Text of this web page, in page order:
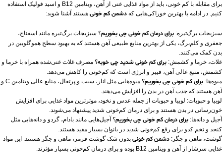
برای مقابله با کم‌ خونی، باید از مواد غذایی غنی از آهن، ویتامین B12 و اسید فولیک استفاده
کنیم. در ادامه با بهترین خوراکی‌هایی که دشمن کم خونی هستند آشنا شوید:
سبزیجات برگ‌تیره: برای درمان کم خونی چی بخوریم؟ سبزیجات برگ‌تیره مانند اسفناج،
جعفری و کلم‌برگ، یکی از بهترین منابع طبیعی آهن هستند که به بهبود سطح هموگلوبین در
بدن کمک می‌کنند.
غلات، خرما و کشمش: برای کم خونی شدید چی خوبه؟ مصرف غلات غنی‌شده همراه با خرما و
کشمش، منبع عالی آهن، فیبر و انرژی است که کم‌خونی را کاهش می‌دهد.
میوه‌ها: برای کم خونی چی بخوریم
؟ میوه‌هایی مثل انار، سیب و پرتقال، منابع عالی ویتامین C و
آهن هستند که جذب آهن در بدن را افزایش می‌دهند.
لوبیا و حبوبات: لوبیا و حبوبات از جمله عدس و نخود، موثرترین مواد غذایی برای افزایش
خون‌رسانی در بدن هستند و برای درمان کم‌خونی شدید پیشنهاد می‌شوند.
آجیل و دانه‌ها: برای درمان کم خونی چی بخوریم؟ آجیل‌هایی مانند بادام، گردو و دانه‌هایی مثل
کنجد و تخم کدو برای رفع کم‌خونی شدید در بانوان بسیار مفید هستند.
گوشت، ماهی و جگر: دشمن کم خونی بدون شک گوشت قرمز، ماهی و جگر هستند. این مواد
غذایی سرشار از آهن و ویتامین B12 بوده و برای درمان کم‌خونی بسیار مؤثرند.